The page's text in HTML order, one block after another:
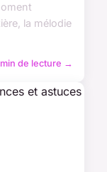
la mélodie
min de lecture →